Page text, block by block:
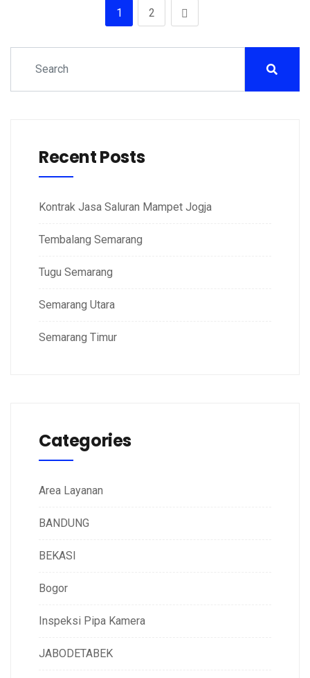
1 2
Recent Posts
Kontrak Jasa Saluran Mampet Jogja
Tembalang Semarang
Tugu Semarang
Semarang Utara
Semarang Timur
Categories
Area Layanan
BANDUNG
BEKASI
Bogor
Inspeksi Pipa Kamera
JABODETABEK